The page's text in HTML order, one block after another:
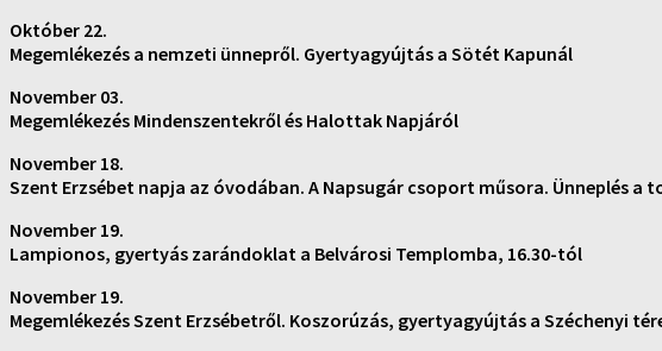
Október 22.
Megemlékezés a nemzeti ünnepről. Gyertyagyújtás a Sötét Kapunál
November 03.
Megemlékezés Mindenszentekről és Halottak Napjáról
November 18.
Szent Erzsébet napja az óvodában. A Napsugár csoport műsora. Ünneplés a
November 19.
Lampionos, gyertyás zarándoklat a Belvárosi Templomba, 16.30-tól
November 19.
Megemlékezés Szent Erzsébetről. Koszorúzás, gyertyagyújtás a Széchenyi